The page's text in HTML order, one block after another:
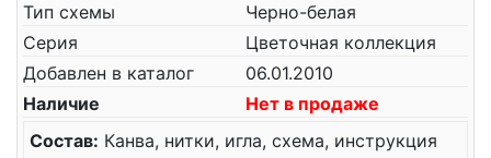
Тип схемы
Черно-белая
Серия
Цветочная коллекция
Добавлен в каталог
06.01.2010
Наличие
Нет в продаже
Состав: Канва, нитки, игла, схема, инструкция